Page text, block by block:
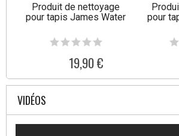
Produit de nettoyage
pour tapis James Water
19,90 €
pour
VIDÉOS